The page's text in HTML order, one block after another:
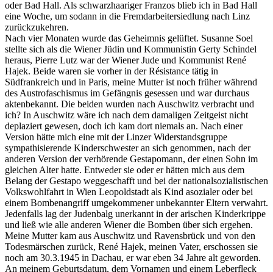
oder Bad Hall. Als schwarzhaariger Franzos blieb ich in Bad Hall
eine Woche, um sodann in die Fremdarbeitersiedlung nach Linz
zurückzukehren.
Nach vier Monaten wurde das Geheimnis gelüftet. Susanne Soel
stellte sich als die Wiener Jüdin und Kommunistin Gerty Schindel
heraus, Pierre Lutz war der Wiener Jude und Kommunist René
Hajek. Beide waren sie vorher in der Résistance tätig in
Südfrankreich und in Paris, meine Mutter ist noch früher während
des Austrofaschismus im Gefängnis gesessen und war durchaus
aktenbekannt. Die beiden wurden nach Auschwitz verbracht und
ich? In Auschwitz wäre ich nach dem damaligen Zeitgeist nicht
deplaziert gewesen, doch ich kam dort niemals an. Nach einer
Version hätte mich eine mit der Linzer Widerstandsgruppe
sympathisierende Kinderschwester an sich genommen, nach der
anderen Version der verhörende Gestapomann, der einen Sohn im
gleichen Alter hatte. Entweder sie oder er hätten mich aus dem
Belang der Gestapo weggeschafft und bei der nationalsozialistischen
Volkswohlfahrt in Wien Leopoldstadt als Kind asozialer oder bei
einem Bombenangriff umgekommener unbekannter Eltern verwahrt.
Jedenfalls lag der Judenbalg unerkannt in der arischen Kinderkrippe
und ließ wie alle anderen Wiener die Bomben über sich ergehen.
Meine Mutter kam aus Auschwitz und Ravensbrück und von den
Todesmärschen zurück, René Hajek, meinen Vater, erschossen sie
noch am 30.3.1945 in Dachau, er war eben 34 Jahre alt geworden.
An meinem Geburtsdatum, dem Vornamen und einem Leberfleck